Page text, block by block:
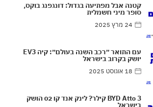
קטנה אבל מפתיעה בגדול: דונגפנג בוקס,
סופר מיני חשמלית
24 מרץ 2025
עם התואר ״רכב השנה בעולם״: קיה EV3
יושק בקרוב בישראל
18 אוגוסט 2025
BYD Atto 3 קילר? לינק אנד קו 02 הושק
בישראל